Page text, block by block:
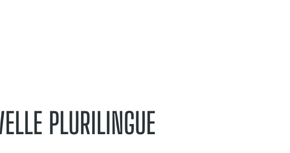
PLURILINGUE